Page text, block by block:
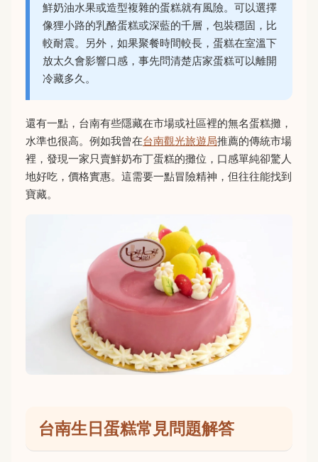
鮮奶油水果或造型複雜的蛋糕就有風險。可以選擇
像狸小路的乳酪蛋糕或深藍的千層，包裝穩固，比
較耐震。另外，如果聚餐時間較長，蛋糕在室溫下
放太久會影響口感，事先問清楚店家蛋糕可以離開
冷藏多久。
還有一點，台南有些隱藏在市場或社區裡的無名蛋糕攤，
水準也很高。例如我曾在台南觀光旅遊局推薦的傳統市場
裡，發現一家只賣鮮奶布丁蛋糕的攤位，口感單純卻驚人
地好吃，價格實惠。這需要一點冒險精神，但往往能找到
寶藏。
台南生日蛋糕常見問題解答